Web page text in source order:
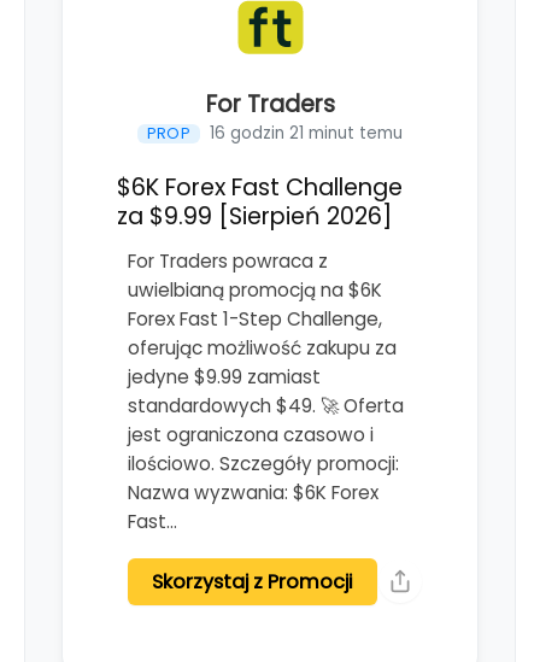
For Traders
PROP 16 godzin 21 minut temu
$6K Forex Fast Challenge
za $9.99 [Sierpień 2026]
For Traders powraca z
uwielbianą promocją na $6K
Forex Fast 1-Step Challenge,
oferując możliwość zakupu za
jedyne $9.99 zamiast
standardowych $49. 🚀 Oferta
jest ograniczona czasowo i
ilościowo. Szczegóły promocji:
Nazwa wyzwania: $6K Forex
Fast…
Skorzystaj z Promocji